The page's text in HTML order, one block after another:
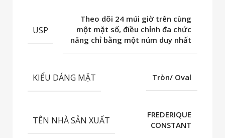
USP
Theo dõi 24 múi giờ trên cùng
một mặt số, điều chỉnh đa chức
năng chỉ bằng một núm duy nhất
KIỂU DÁNG MẶT Tròn/ Oval
TÊN NHÀ SẢN XUẤT
FREDERIQUE
CONSTANT